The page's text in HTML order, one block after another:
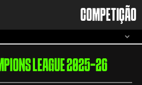
COMPETIÇÃO
LEAGUE 2025-26